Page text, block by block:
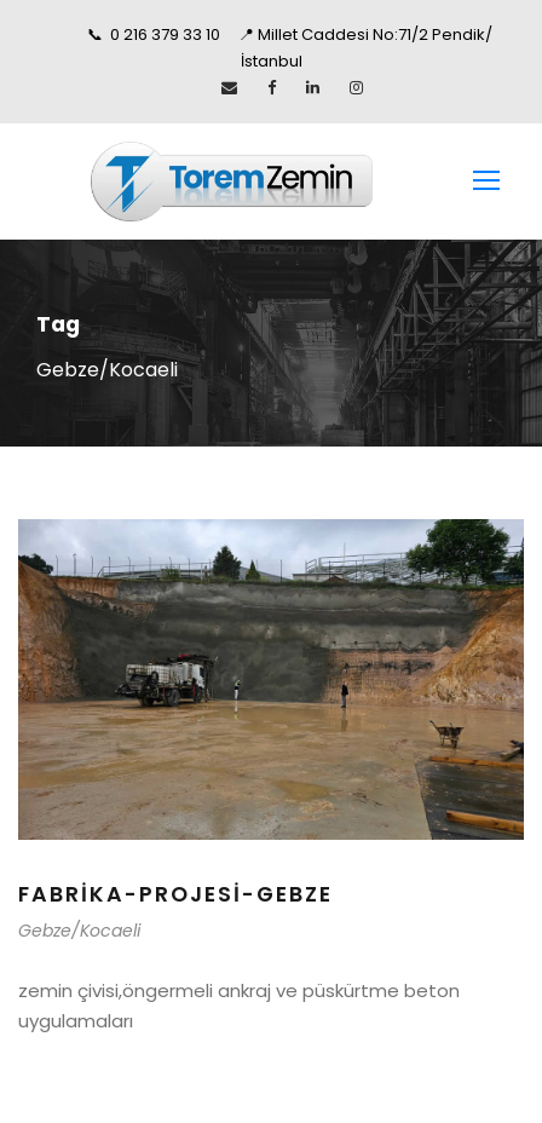
📞 0 216 379 33 10 📍 Millet Caddesi No:71/2 Pendik/
İstanbul
Tag
Gebze/Kocaeli
FABRIKA-PROJESI-GEBZE
Gebze/Kocaeli
zemin çivisi,öngermeli ankraj ve püskürtme beton
uygulamaları